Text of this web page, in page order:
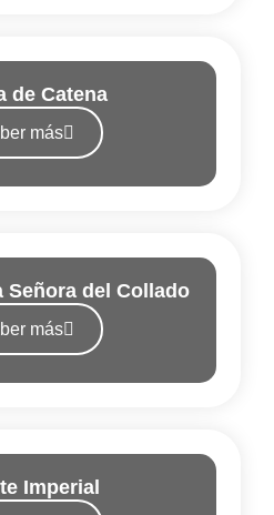
de Catena
más
Señora del Collado
más
Imperial